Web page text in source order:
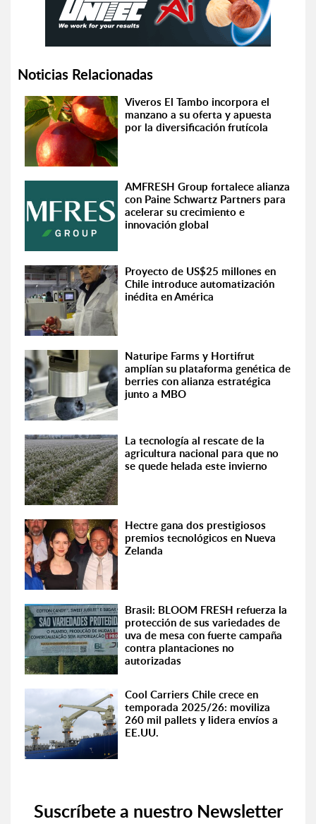
Noticias Relacionadas
Viveros El Tambo incorpora el
manzano a su oferta y apuesta
por la diversificación frutícola
AMFRESH Group fortalece alianza
con Paine Schwartz Partners para
acelerar su crecimiento e
innovación global
Proyecto de US$25 millones en
Chile introduce automatización
inédita en América
Naturipe Farms y Hortifrut
amplían su plataforma genética de
berries con alianza estratégica
junto a MBO
La tecnología al rescate de la
agricultura nacional para que no
se quede helada este invierno
Hectre gana dos prestigiosos
premios tecnológicos en Nueva
Zelanda
Brasil: BLOOM FRESH refuerza la
protección de sus variedades de
uva de mesa con fuerte campaña
contra plantaciones no
autorizadas
Cool Carriers Chile crece en
temporada 2025/26: moviliza
260 mil pallets y lidera envíos a
EE.UU.
Suscríbete a nuestro Newsletter